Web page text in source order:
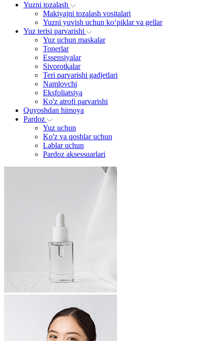
Yuzni tozalash
Makiyajni tozalash vositalari
Yuzni yuvish uchun ko‘piklar va gellar
Yuz terisi parvarishi
Yuz uchun maskalar
Tonerlar
Essensiyalar
Sivorotkalar
Teri parvarishi gadjetlari
Namlovchi
Eksfoliatsiya
Ko'z atrofi parvarishi
Quyoshdan himoya
Pardoz
Yuz uchun
Ko'z va qoshlar uchun
Lablar uchun
Pardoz aksessuarlari